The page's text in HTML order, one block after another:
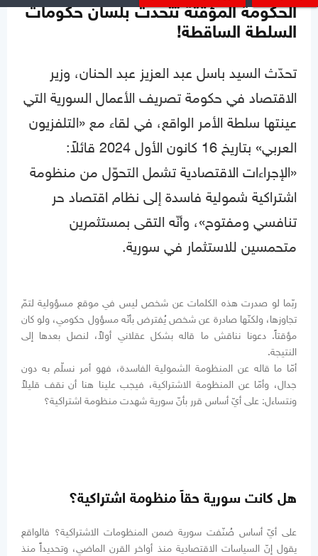
الحكومة المؤقتة تتحدث بلسان حكومات
السلطة الساقطة!
تحدّث السيد باسل عبد العزيز عبد الحنان، وزير
الاقتصاد في حكومة تصريف الأعمال السورية التي
عينتها سلطة الأمر الواقع، في لقاء مع «التلفزيون
العربي» بتاريخ 16 كانون الأول 2024 قائلاً:
«الإجراءات الاقتصادية تشمل التحوّل من منظومة
اشتراكية شمولية فاسدة إلى نظام اقتصاد حر
تنافسي ومفتوح»، وأنّه التقى بمستثمرين
متحمسين للاستثمار في سورية.
ربّما لو صدرت هذه الكلمات عن شخص ليس في موقع مسؤولية لتمّ
تجاوزها، ولكنّها صادرة عن شخص يُفترض بأنّه مسؤول حكومي، ولو كان
مؤقتاً. دعونا نناقش ما قاله بشكل عقلاني أولاً، لنصل بعدها إلى
النتيجة.
أمّا ما قاله عن المنظومة الشمولية الفاسدة، فهو أمر نسلّم به دون
جدال، وأمّا عن المنظومة الاشتراكية، فيجب علينا هنا أن نقف قليلاً
ونتساءل: على أيّ أساس قرر بأنّ سورية شهدت منظومة اشتراكية؟
هل كانت سورية حقاً منظومة اشتراكية؟
على أيّ أساس صُنّفت سورية ضمن المنظومات الاشتراكية؟ فالواقع
يقول إنّ السياسات الاقتصادية منذ أواخر القرن الماضي، وتحديداً منذ